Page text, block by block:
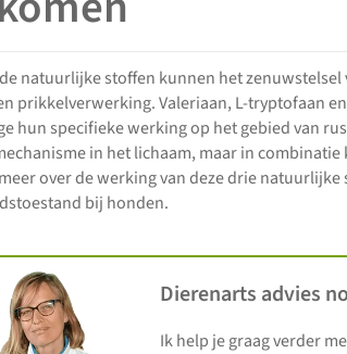
natuurlijke stoffen kunnen het
prikkelverwerking. Valeriaan, L-tryptofaan
hun specifieke werking op het gebied van
in het lichaam, maar in
over de werking van deze drie
bij honden.
Dierenarts advies
Ik help je graag verder